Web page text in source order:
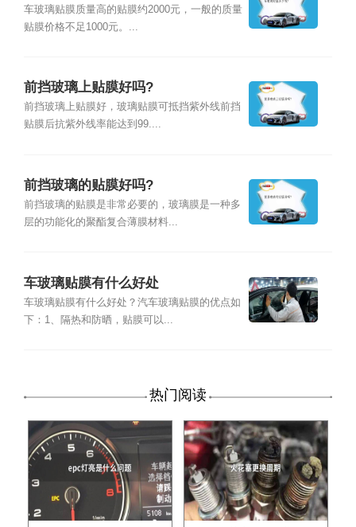
车玻璃贴膜质量高的贴膜约2000元，一般的质量
贴膜价格不足1000元。...
前挡玻璃上贴膜好吗?
前挡玻璃上贴膜好，玻璃贴膜可抵挡紫外线前挡
贴膜后抗紫外线率能达到99....
前挡玻璃的贴膜好吗?
前挡玻璃的贴膜是非常必要的，玻璃膜是一种多
层的功能化的聚酯复合薄膜材料...
车玻璃贴膜有什么好处
车玻璃贴膜有什么好处？汽车玻璃贴膜的优点如
下：1、隔热和防晒，贴膜可以...
热门阅读